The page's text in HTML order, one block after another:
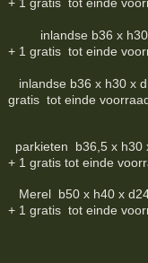
+ 1 gratis tot einde
inlandse b36 x h30 x
+ 1 gratis tot einde
inlandse b36 x h30 x
gratis tot einde
parkieten b36,5 x h30
+ 1 gratis tot einde
Merel b50 x h40 x
+ 1 gratis tot einde